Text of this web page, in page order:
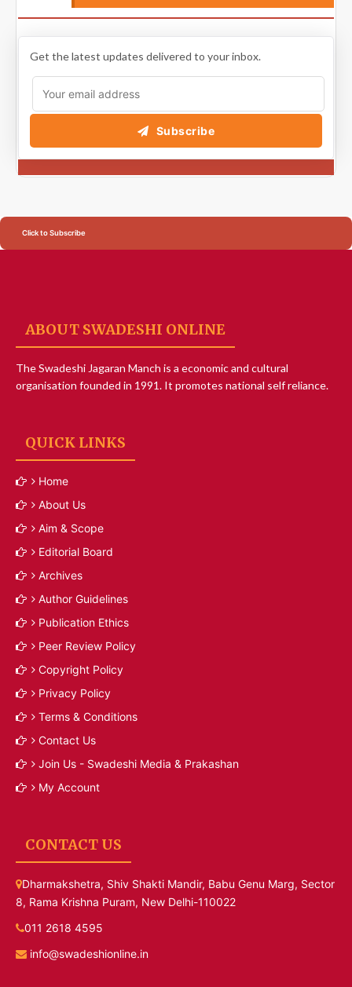
Get the latest updates delivered to your inbox.
Subscribe
Click to Subscribe
ABOUT SWADESHI ONLINE
The Swadeshi Jagaran Manch is a economic and cultural
organisation founded in 1991. It promotes national self reliance.
QUICK LINKS
Home
About Us
Aim & Scope
Editorial Board
Archives
Author Guidelines
Publication Ethics
Peer Review Policy
Copyright Policy
Privacy Policy
Terms & Conditions
Contact Us
Join Us - Swadeshi Media & Prakashan
My Account
CONTACT US
Dharmakshetra, Shiv Shakti Mandir, Babu Genu Marg, Sector
8, Rama Krishna Puram, New Delhi-110022
011 2618 4595
info@swadeshionline.in